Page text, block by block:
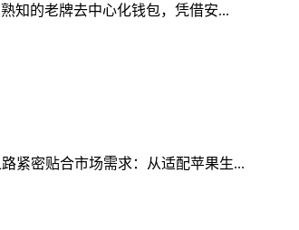
知的老牌去中心化钱包，凭借安...
紧密贴合市场需求：从适配苹果生...